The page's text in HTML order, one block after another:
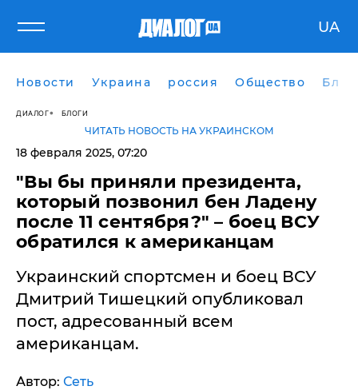
UA
Новости Украина россия Общество
ДИАЛОГ БЛОГИ
ЧИТАТЬ НОВОСТЬ НА УКРАИНСКОМ
18 февраля 2025, 07:20
​"Вы бы приняли президента,
который позвонил бен Ладену
после 11 сентября?" – боец ВСУ
обратился к американцам
Украинский спортсмен и боец ВСУ
Дмитрий Тишецкий опубликовал
пост, адресованный всем
американцам.
Автор: Сеть